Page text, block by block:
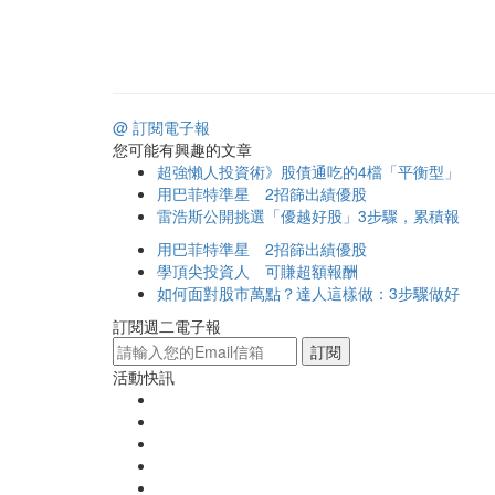
@ 訂閱電子報
您可能有興趣的文章
超強懶人投資術》股債通吃的4檔「平衡型」
用巴菲特準星 2招篩出績優股
雷浩斯公開挑選「優越好股」3步驟，累積報
用巴菲特準星 2招篩出績優股
學頂尖投資人 可賺超額報酬
如何面對股市萬點？達人這樣做：3步驟做好
訂閱週二電子報
訂閱
活動快訊